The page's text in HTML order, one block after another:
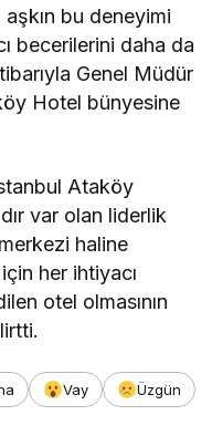
aşkın bu deneyimi
becerilerini daha da
Genel Müdür
Hotel bünyesine
Ataköy
var olan liderlik
haline
her ihtiyacı
otel olmasının
Vay
Üzgün